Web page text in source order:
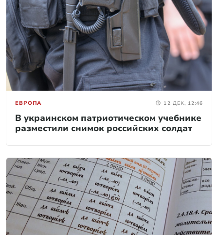
ЕВРОПА 12 ДЕК, 12:46
В украинском патриотическом учебнике
разместили снимок российских солдат